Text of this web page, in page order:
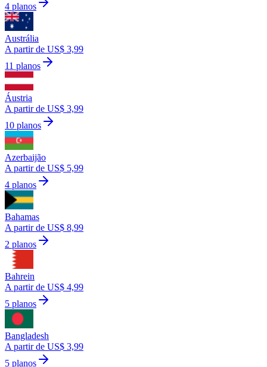
4 planos
Austrália
A partir de US$ 3,99
11 planos
Áustria
A partir de US$ 3,99
10 planos
Azerbaijão
A partir de US$ 5,99
4 planos
Bahamas
A partir de US$ 8,99
2 planos
Bahrein
A partir de US$ 4,99
5 planos
Bangladesh
A partir de US$ 3,99
5 planos